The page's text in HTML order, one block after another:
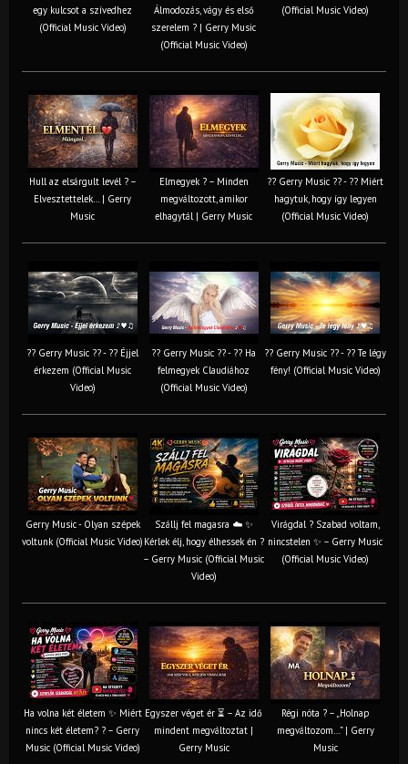
egy kulcsot a szívedhez
(Official Music Video)
Álmodozás, vágy és első
szerelem ? | Gerry Music
(Official Music Video)
(Official Music Video)
Hull az elsárgult levél ? –
Elvesztettelek… | Gerry
Music
Elmegyek ? – Minden
megváltozott, amikor
elhagytál | Gerry Music
?? Gerry Music ?? - ?? Miért
hagytuk, hogy így legyen
(Official Music Video)
?? Gerry Music ?? - ?? Éjjel
érkezem (Official Music
Video)
?? Gerry Music ?? - ?? Ha
felmegyek Claudiához
(Official Music Video)
?? Gerry Music ?? - ?? Te légy
fény! (Official Music Video)
Gerry Music - Olyan szépek
voltunk (Official Music Video)
Szállj fel magasra ☁️ ✨
Kérlek élj, hogy élhessek én ?
– Gerry Music (Official Music
Video)
Virágdal ? Szabad voltam,
nincstelen ✨ – Gerry Music
(Official Music Video)
Ha volna két életem ✨ Miért
nincs két életem? ? – Gerry
Music (Official Music Video)
Egyszer véget ér ⏳ – Az idő
mindent megváltoztat |
Gerry Music
Régi nóta ? – „Holnap
megváltozom…” | Gerry
Music